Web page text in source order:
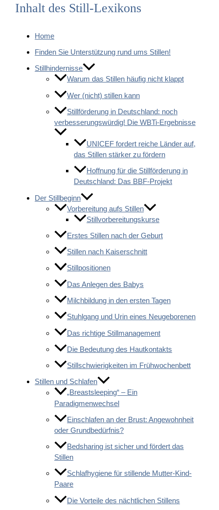
Inhalt des Still-Lexikons
Home
Finden Sie Unterstützung rund ums Stillen!
Stillhindernisse
Warum das Stillen häufig nicht klappt
Wer (nicht) stillen kann
Stillförderung in Deutschland: noch
verbesserungswürdig! Die WBTi-Ergebnisse
UNICEF fordert reiche Länder auf,
das Stillen stärker zu fördern
Hoffnung für die Stillförderung in
Deutschland: Das BBF-Projekt
Der Stillbeginn
Vorbereitung aufs Stillen
Stillvorbereitungskurse
Erstes Stillen nach der Geburt
Stillen nach Kaiserschnitt
Stillpositionen
Das Anlegen des Babys
Milchbildung in den ersten Tagen
Stuhlgang und Urin eines Neugeborenen
Das richtige Stillmanagement
Die Bedeutung des Hautkontakts
Stillschwierigkeiten im Frühwochenbett
Stillen und Schlafen
„Breastsleeping“ – Ein
Paradigmenwechsel
Einschlafen an der Brust: Angewohnheit
oder Grundbedürfnis?
Bedsharing ist sicher und fördert das
Stillen
Schlafhygiene für stillende Mutter-Kind-
Paare
Die Vorteile des nächtlichen Stillens